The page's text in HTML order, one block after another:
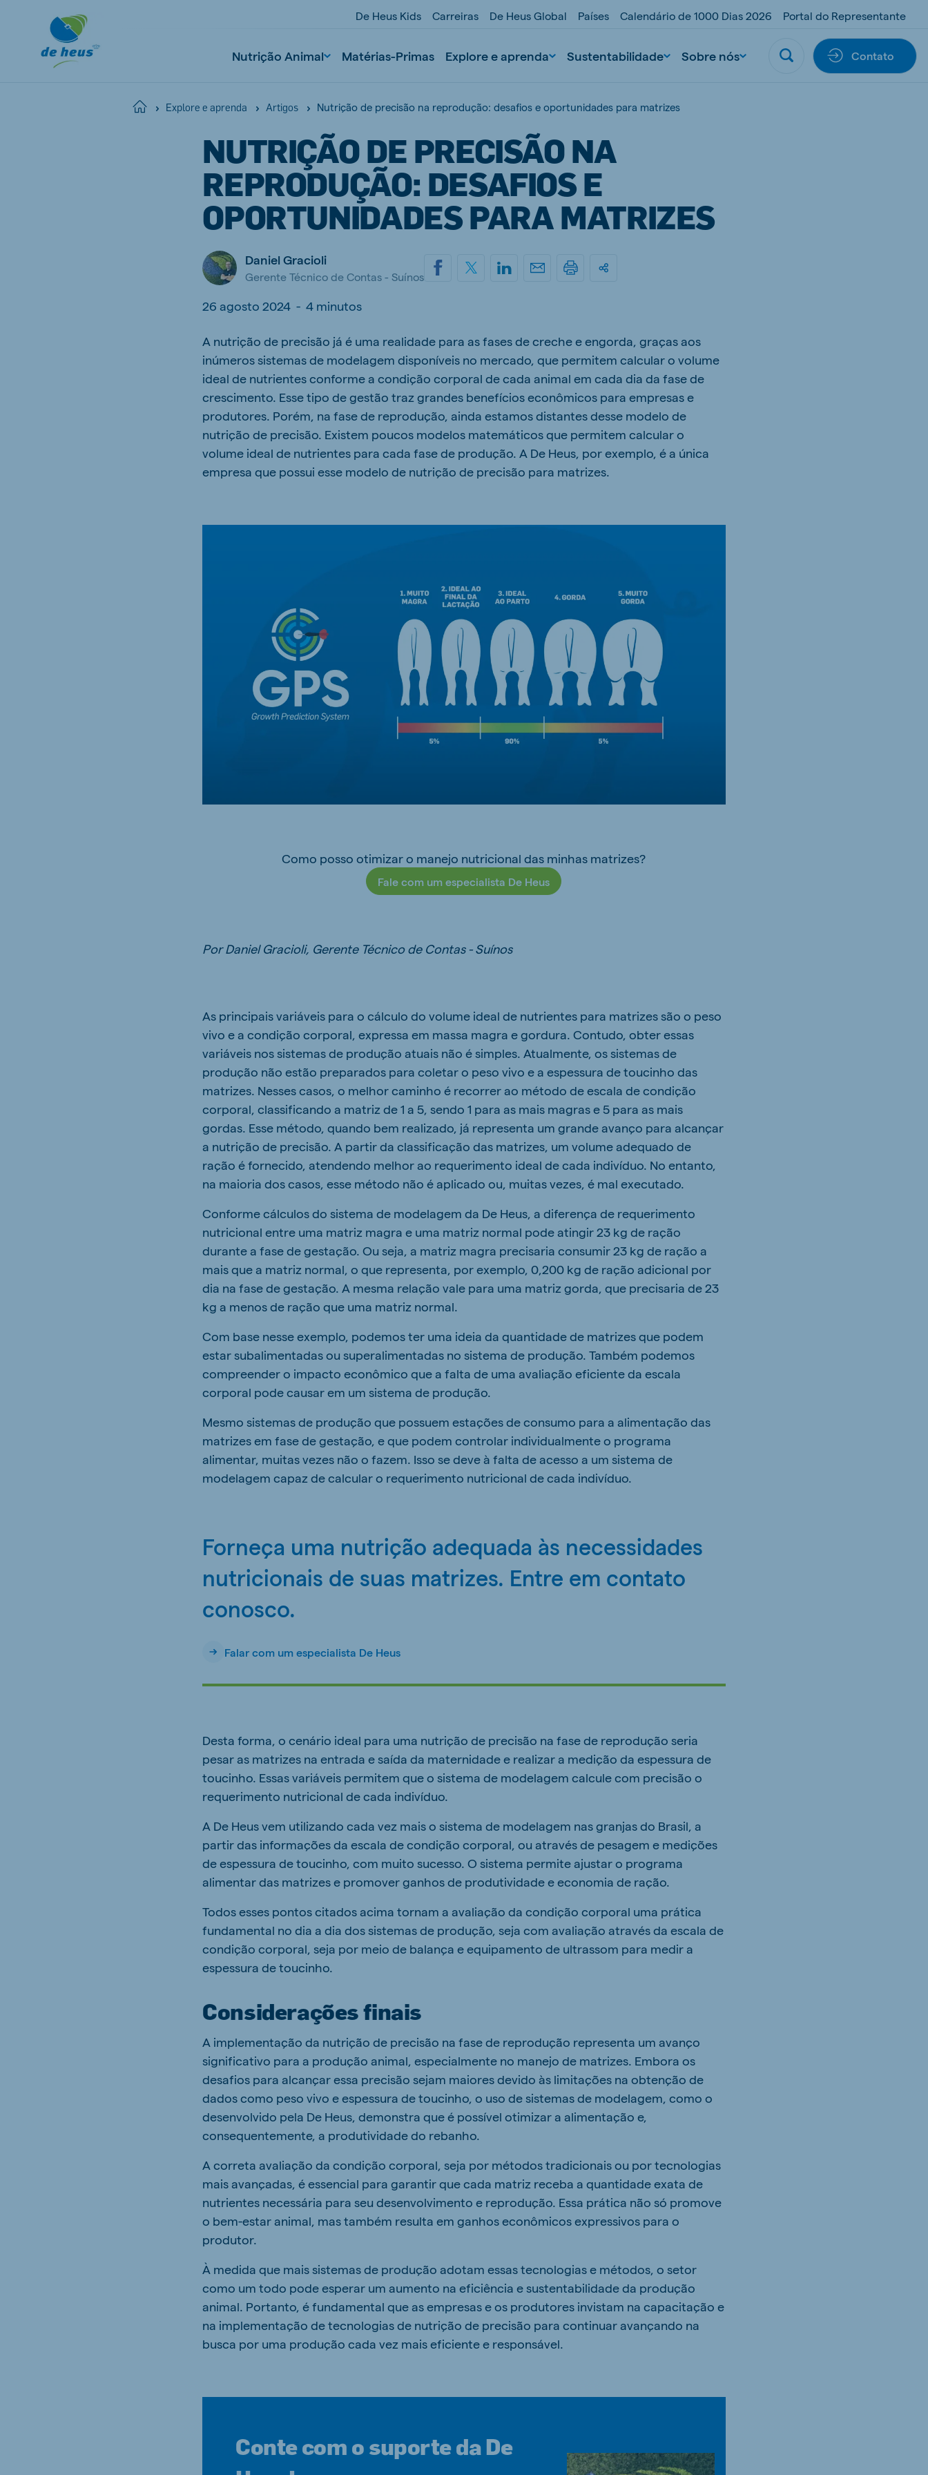
De Heus Kids Carreiras De Heus Global Países Calendário de 1000 Dias 2026 Portal do Representante
Nutrição Animal Matérias-Primas Explore e aprenda Sustentabilidade Sobre nós Contato
Home Explore e aprenda Artigos Nutrição de precisão na reprodução: desafios e oportunidades para matrizes
NUTRIÇÃO DE PRECISÃO NA
REPRODUÇÃO: DESAFIOS E
OPORTUNIDADES PARA MATRIZES
Daniel Gracioli
Gerente Técnico de Contas - Suínos
26 agosto 2024 - 4 minutos
A nutrição de precisão já é uma realidade para as fases de creche e engorda, graças aos
inúmeros sistemas de modelagem disponíveis no mercado, que permitem calcular o volume
ideal de nutrientes conforme a condição corporal de cada animal em cada dia da fase de
crescimento. Esse tipo de gestão traz grandes benefícios econômicos para empresas e
produtores. Porém, na fase de reprodução, ainda estamos distantes desse modelo de
nutrição de precisão. Existem poucos modelos matemáticos que permitem calcular o
volume ideal de nutrientes para cada fase de produção. A De Heus, por exemplo, é a única
empresa que possui esse modelo de nutrição de precisão para matrizes.
Como posso otimizar o manejo nutricional das minhas matrizes?
Fale com um especialista De Heus
Por Daniel Gracioli, Gerente Técnico de Contas - Suínos
As principais variáveis para o cálculo do volume ideal de nutrientes para matrizes são o peso
vivo e a condição corporal, expressa em massa magra e gordura. Contudo, obter essas
variáveis nos sistemas de produção atuais não é simples. Atualmente, os sistemas de
produção não estão preparados para coletar o peso vivo e a espessura de toucinho das
matrizes. Nesses casos, o melhor caminho é recorrer ao método de escala de condição
corporal, classificando a matriz de 1 a 5, sendo 1 para as mais magras e 5 para as mais
gordas. Esse método, quando bem realizado, já representa um grande avanço para alcançar
a nutrição de precisão. A partir da classificação das matrizes, um volume adequado de
ração é fornecido, atendendo melhor ao requerimento ideal de cada indivíduo. No entanto,
na maioria dos casos, esse método não é aplicado ou, muitas vezes, é mal executado.
Conforme cálculos do sistema de modelagem da De Heus, a diferença de requerimento
nutricional entre uma matriz magra e uma matriz normal pode atingir 23 kg de ração
durante a fase de gestação. Ou seja, a matriz magra precisaria consumir 23 kg de ração a
mais que a matriz normal, o que representa, por exemplo, 0,200 kg de ração adicional por
dia na fase de gestação. A mesma relação vale para uma matriz gorda, que precisaria de 23
kg a menos de ração que uma matriz normal.
Com base nesse exemplo, podemos ter uma ideia da quantidade de matrizes que podem
estar subalimentadas ou superalimentadas no sistema de produção. Também podemos
compreender o impacto econômico que a falta de uma avaliação eficiente da escala
corporal pode causar em um sistema de produção.
Mesmo sistemas de produção que possuem estações de consumo para a alimentação das
matrizes em fase de gestação, e que podem controlar individualmente o programa
alimentar, muitas vezes não o fazem. Isso se deve à falta de acesso a um sistema de
modelagem capaz de calcular o requerimento nutricional de cada indivíduo.
Forneça uma nutrição adequada às necessidades
nutricionais de suas matrizes. Entre em contato
conosco.
Falar com um especialista De Heus
Desta forma, o cenário ideal para uma nutrição de precisão na fase de reprodução seria
pesar as matrizes na entrada e saída da maternidade e realizar a medição da espessura de
toucinho. Essas variáveis permitem que o sistema de modelagem calcule com precisão o
requerimento nutricional de cada indivíduo.
A De Heus vem utilizando cada vez mais o sistema de modelagem nas granjas do Brasil, a
partir das informações da escala de condição corporal, ou através de pesagem e medições
de espessura de toucinho, com muito sucesso. O sistema permite ajustar o programa
alimentar das matrizes e promover ganhos de produtividade e economia de ração.
Todos esses pontos citados acima tornam a avaliação da condição corporal uma prática
fundamental no dia a dia dos sistemas de produção, seja com avaliação através da escala de
condição corporal, seja por meio de balança e equipamento de ultrassom para medir a
espessura de toucinho.
Considerações finais
A implementação da nutrição de precisão na fase de reprodução representa um avanço
significativo para a produção animal, especialmente no manejo de matrizes. Embora os
desafios para alcançar essa precisão sejam maiores devido às limitações na obtenção de
dados como peso vivo e espessura de toucinho, o uso de sistemas de modelagem, como o
desenvolvido pela De Heus, demonstra que é possível otimizar a alimentação e,
consequentemente, a produtividade do rebanho.
A correta avaliação da condição corporal, seja por métodos tradicionais ou por tecnologias
mais avançadas, é essencial para garantir que cada matriz receba a quantidade exata de
nutrientes necessária para seu desenvolvimento e reprodução. Essa prática não só promove
o bem-estar animal, mas também resulta em ganhos econômicos expressivos para o
produtor.
À medida que mais sistemas de produção adotam essas tecnologias e métodos, o setor
como um todo pode esperar um aumento na eficiência e sustentabilidade da produção
animal. Portanto, é fundamental que as empresas e os produtores invistam na capacitação e
na implementação de tecnologias de nutrição de precisão para continuar avançando na
busca por uma produção cada vez mais eficiente e responsável.
Conte com o suporte da De
Polish
Slovak
Myanmar
Burmese
Indonesia
Indonesian
English
English
Ukraine (Koudijs)
Ukrainian
Russia (Koudijs)